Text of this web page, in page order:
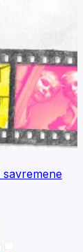
savremene